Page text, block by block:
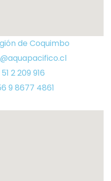
de Coquimbo
2 209 916
9 8677 4861